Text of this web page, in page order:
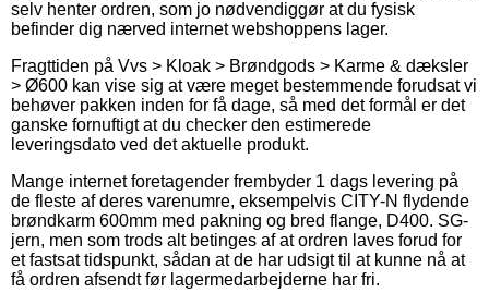
selv henter ordren, som jo nødvendiggør at du fysisk
befinder dig nærved internet webshoppens lager.
Fragttiden på Vvs > Kloak > Brøndgods > Karme & dæksler
> Ø600 kan vise sig at være meget bestemmende forudsat vi
behøver pakken inden for få dage, så med det formål er det
ganske fornuftigt at du checker den estimerede
leveringsdato ved det aktuelle produkt.
Mange internet foretagender frembyder 1 dags levering på
de fleste af deres varenumre, eksempelvis CITY-N flydende
brøndkarm 600mm med pakning og bred flange, D400. SG-
jern, men som trods alt betinges af at ordren laves forud for
et fastsat tidspunkt, sådan at de har udsigt til at kunne nå at
få ordren afsendt før lagermedarbejderne har fri.